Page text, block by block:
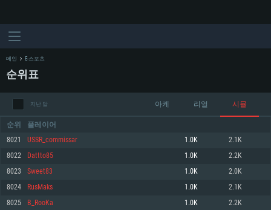
메인 E-스포츠
순위표
지난 달 아케 리얼 시뮬
순위 플레이어
8021 USSR_commissar 1.0K 2.1K
8022 Dattto85 1.0K 2.2K
8023 Sweet83 1.0K 2.0K
8024 RusMaks 1.0K 2.1K
8025 B_RooKa 1.0K 2.2K